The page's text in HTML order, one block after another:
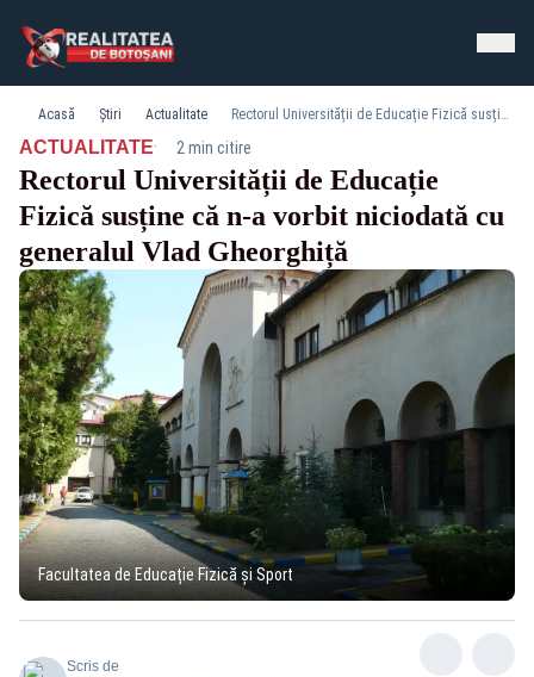
Acasă Știri Actualitate Rectorul Universității de Educație Fizică susține că n-a vorbit niciodată cu generalul Vlad Gheorghiță
ACTUALITATE· 2 min citire
Rectorul Universității de Educație
Fizică susține că n-a vorbit niciodată cu
generalul Vlad Gheorghiță
Facultatea de Educație Fizică și Sport
Scris de